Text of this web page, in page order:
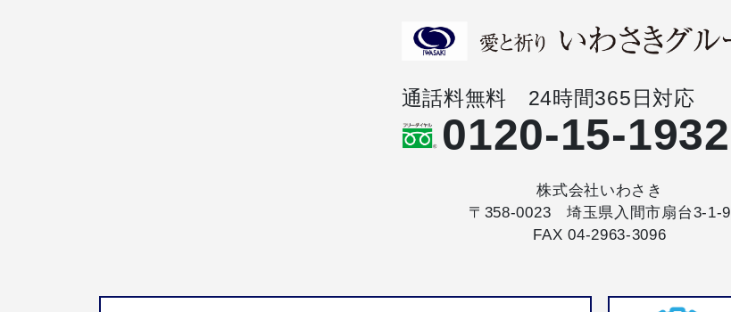
通話料無料 24時間365日対応
0120-15-1932
株式会社いわさき
〒358-0023 埼玉県入間市扇台3-1-9
FAX 04-2963-3096